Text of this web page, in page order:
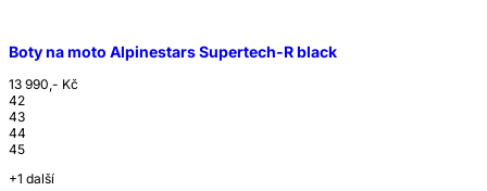
Boty na moto Alpinestars Supertech-R black
13 990,- Kč
42
43
44
45
+1 další